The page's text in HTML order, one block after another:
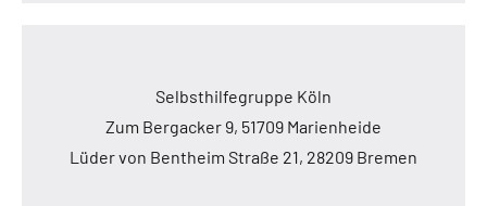
Selbsthilfegruppe Köln
Zum Bergacker 9, 51709 Marienheide
Lüder von Bentheim Straße 21, 28209 Bremen